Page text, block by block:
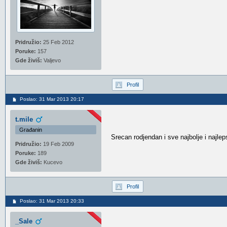
Pridružio: 25 Feb 2012
Poruke: 157
Gde živiš: Valjevo
Profil
Poslao: 31 Mar 2013 20:17
t.mile
Građanin
Pridružio: 19 Feb 2009
Poruke: 189
Gde živiš: Kucevo
Srecan rodjendan i sve najbolje i
Profil
Poslao: 31 Mar 2013 20:33
_Sale